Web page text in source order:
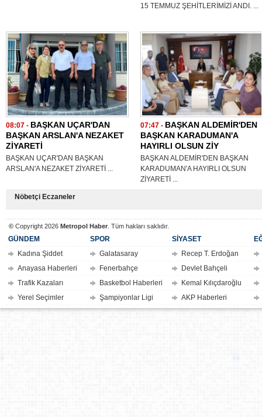
15 TEMMUZ ŞEHİTLERİMİZİ ANDI. ...
08:07 - BAŞKAN UÇAR'DAN
BAŞKAN ARSLAN'A NEZAKET
ZİYARETİ
BAŞKAN UÇAR'DAN BAŞKAN
ARSLAN'A NEZAKET ZİYARETİ ...
07:47 - BAŞKAN ALDEMİR'DEN
BAŞKAN KARADUMAN'A
HAYIRLI OLSUN ZİY
BAŞKAN ALDEMİR'DEN BAŞKAN
KARADUMAN'A HAYIRLI OLSUN
ZİYARETİ ...
Nöbetçi Eczaneler
© Copyright 2026 Metropol Haber . Tüm hakları saklıdır.
GÜNDEM
Kadına Şiddet
Anayasa Haberleri
Trafik Kazaları
Yerel Seçimler
SPOR
Galatasaray
Fenerbahçe
Basketbol Haberleri
Şampiyonlar Ligi
SİYASET
Recep T. Erdoğan
Devlet Bahçeli
Kemal Kılıçdaroğlu
AKP Haberleri